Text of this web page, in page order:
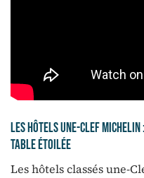
Les hôtels Une-Clef
table étoilée
Les hôtels classés une-